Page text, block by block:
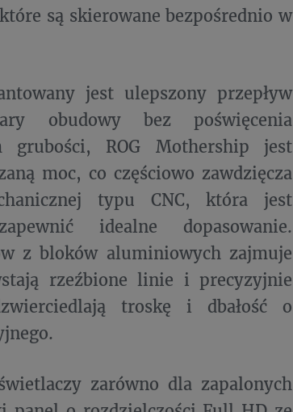
są skierowane bezpośrednio w
jest ulepszony przepływ
obudowy bez poświęcenia
ROG Mothership jest
moc, co częściowo zawdzięcza
typu CNC, która jest
idealne dopasowanie.
z bloków aluminiowych zajmuje
rzeźbione linie i precyzyjnie
troskę i dbałość o
zarówno dla zapalonych